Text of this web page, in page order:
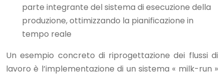
parte integrante del sistema di esecuzione della
produzione, ottimizzando la pianificazione in
tempo reale
Un esempio concreto di riprogettazione dei flussi di
lavoro è l’implementazione di un sistema « milk-run »